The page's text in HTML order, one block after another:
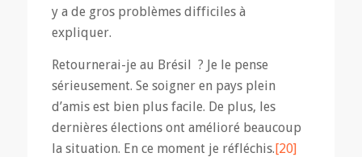
y a de gros problèmes difficiles à
expliquer.
Retournerai-je au Brésil ? Je le pense
sérieusement. Se soigner en pays plein
d’amis est bien plus facile. De plus, les
dernières élections ont amélioré beaucoup
la situation. En ce moment je réfléchis.[20]